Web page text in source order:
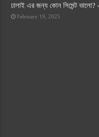
ঢালাই এর জন্য কোন সিমেন্ট
February 19, 2025